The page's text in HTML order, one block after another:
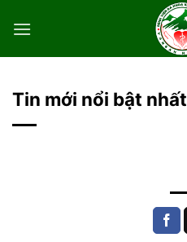
Tin mới nổi bật nhất